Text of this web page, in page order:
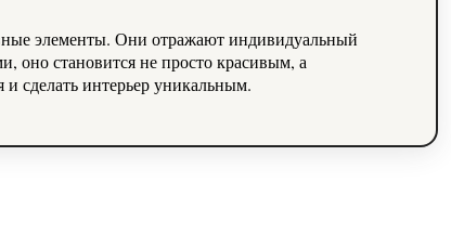
элементы. Они отражают индивидуальный
оно становится не просто красивым, а
сделать интерьер уникальным.